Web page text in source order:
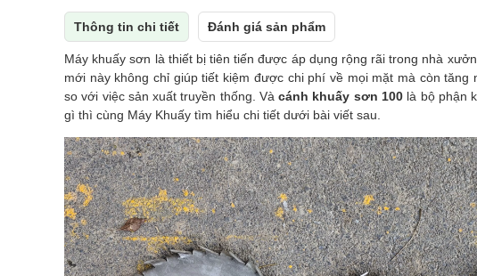
Thông tin chi tiết Đánh giá sản phẩm
Máy khuấy sơn là thiết bị tiên tiến được áp dụng rộng rãi trong nhà
mới này không chỉ giúp tiết kiệm được chi phí về mọi mặt mà còn tăng
so với việc sản xuất truyền thống. Vàcánh khuấy sơn 100 là bộ phận
gì thì cùng Máy Khuấy tìm hiểu chi tiết dưới bài viết sau.